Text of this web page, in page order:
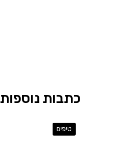
כתבות נוספות
טיפים